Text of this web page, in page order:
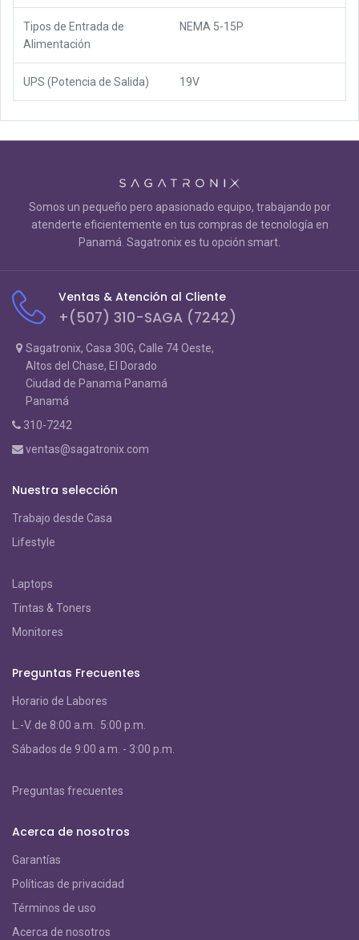
Tipos de Entrada de
Alimentación
NEMA 5-15P
UPS (Potencia de Salida) 19V
Somos un pequeño pero apasionado equipo, trabajando por
atenderte eficientemente en tus compras de tecnología en
Panamá. Sagatronix es tu opción smart.
Ventas & Atención al Cliente
+(507) 310-SAGA (7242)
Sagatronix, Casa 30G, Calle 74 Oeste,
Altos del Chase, El Dorado
Ciudad de Panama Panamá
Panamá
310-7242
ventas@sagatronix.com
Nuestra selección
Trabajo desde Casa
Lifestyle
Laptops
Tintas & Toners
Monitores
Preguntas Frecuentes
Horario de Labores
L.-V. de 8:00 a.m. 5:00 p.m.
Sábados de 9:00 a.m. - 3:00 p.m.
Preguntas frecuentes
Acerca de nosotros
Garantías
Políticas de privacidad
Términos de uso
Acerca de nosotros